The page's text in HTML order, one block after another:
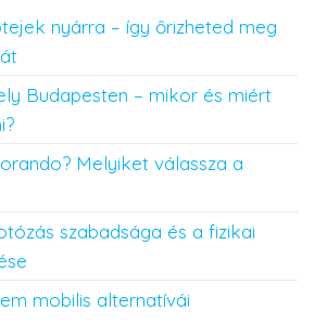
nyárra – így őrizheted meg
Budapesten – mikor és miért
Melyiket válassza a
szabadsága és a fizikai
mobilis alternatívái